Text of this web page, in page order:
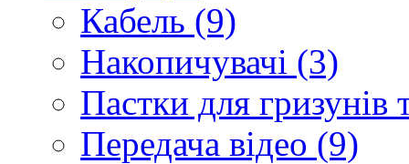
Кабель (9)
Накопичувачі (3)
Пастки для гризунів
Передача відео (9)